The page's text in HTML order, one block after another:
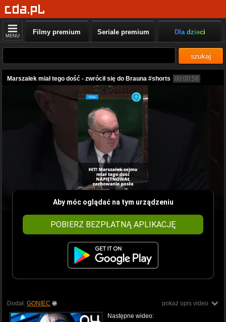
MENU Filmy premium Seriale premium Dla dzieci
szukaj
Marszałek miał tego dość - zwrócił się do Brauna #shorts 00:00:58
Aby móc oglądać na tym urządzeniu
POBIERZ BEZPŁATNĄ APLIKACJĘ
pokaż opis video
Dodał: GONIEC
Następne wideo: